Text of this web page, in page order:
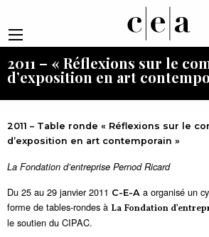
2011 – « Réflexions sur le
d’exposition en art
2011 – Table ronde « Réflexions sur le
d’exposition en art contemporain »
La Fondation d’entreprise Pernod Ricard
Du 25 au 29 janvier 2011 C-E-A a organisé un
forme de tables-rondes à La Fondation
le soutien du CIPAC.